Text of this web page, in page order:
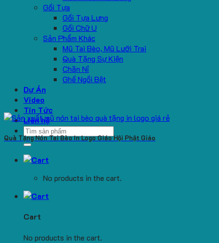
Gối Tựa
Gối Tựa Lưng
Gối Chữ U
Sản Phẩm Khác
Mũ Tai Bèo, Mũ Lưỡi Trai
Quà Tặng Sự Kiện
Chăn Nỉ
Ghế Ngồi Bệt
Dự Án
Video
Tin Tức
Liên hệ
Search
for:
No products in the cart.
Cart
No products in the cart.
Quà Tặng Nón Tai Bèo In Logo Giáo Hội Phật Giáo